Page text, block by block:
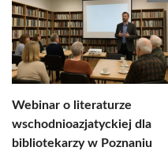
Webinar o literaturze
wschodnioazjatyckiej dla
bibliotekarzy w Poznaniu